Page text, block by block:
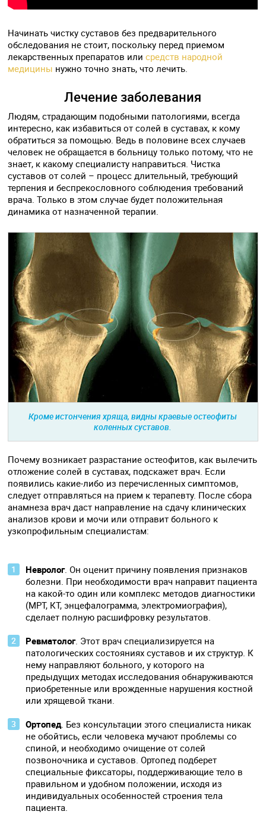
Начинать чистку суставов без предварительного
обследования не стоит, поскольку перед приемом
лекарственных препаратов илисредств народной
медицины нужно точно знать, что лечить.
Лечение заболевания
Людям, страдающим подобными патологиями, всегда
интересно, как избавиться от солей в суставах, к кому
обратиться за помощью. Ведь в половине всех случаев
человек не обращается в больницу только потому, что не
знает, к какому специалисту направиться. Чистка
суставов от солей – процесс длительный, требующий
терпения и беспрекословного соблюдения требований
врача. Только в этом случае будет положительная
динамика от назначенной терапии.
Кроме истончения хряща, видны краевые остеофиты
коленных суставов.
Почему возникает разрастание остеофитов, как вылечить
отложение солей в суставах, подскажет врач. Если
появились какие-либо из перечисленных симптомов,
следует отправляться на прием к терапевту. После сбора
анамнеза врач даст направление на сдачу клинических
анализов крови и мочи или отправит больного к
узкопрофильным специалистам:
Невролог. Он оценит причину появления признаков
болезни. При необходимости врач направит пациента
на какой-то один или комплекс методов диагностики
(МРТ, КТ, энцефалограмма, электромиография),
сделает полную расшифровку результатов.
Ревматолог. Этот врач специализируется на
патологических состояниях суставов и их структур. К
нему направляют больного, у которого на
предыдущих методах исследования обнаруживаются
приобретенные или врожденные нарушения костной
или хрящевой ткани.
Ортопед. Без консультации этого специалиста никак
не обойтись, если человека мучают проблемы со
спиной, и необходимо очищение от солей
позвоночника и суставов. Ортопед подберет
специальные фиксаторы, поддерживающие тело в
правильном и удобном положении, исходя из
индивидуальных особенностей строения тела
пациента.